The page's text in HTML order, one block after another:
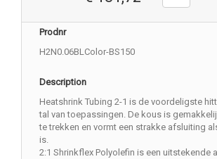
Prodnr
H2N0.06BLColor-BS150
Description
Heatshrink Tubing 2-1 is de voordeligste
tal van toepassingen. De kous is
te trekken en vormt een strakke afsluiting
is.
2:1 Shrinkflex Polyolefin is een uitstekende